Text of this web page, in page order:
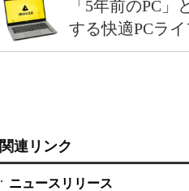
「5年前のPC
する快適PCライ
関連リンク
ニュースリリース